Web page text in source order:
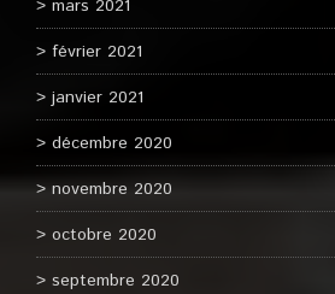
mars 2021
février 2021
janvier 2021
décembre 2020
novembre 2020
octobre 2020
septembre 2020